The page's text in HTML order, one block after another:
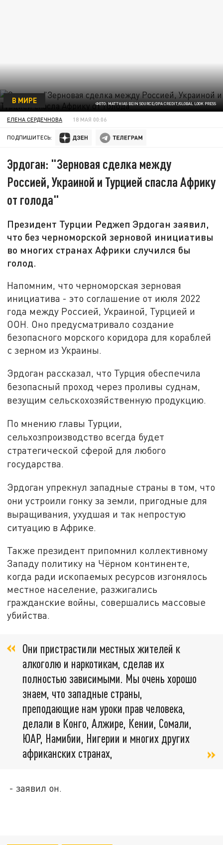
ФОТО: MATTHIAS BEIN SOURCE/DPA CREDIT/GLOBAL LOOK PRESS
В МИРЕ
ЕЛЕНА СЕРДЕЧНОВА 18 МАЯ 00:06
ПОДПИШИТЕСЬ:
Эрдоган: "Зерновая сделка между
Россией, Украиной и Турцией спасла Африку
от голода"
Президент Турции Реджеп Эрдоган заявил,
что без черноморской зерновой инициативы
во многих странах Африки случился бы
голод.
Напомним, что черноморская зерновая
инициатива - это соглашение от июля 2022
года между Россией, Украиной, Турцией и
ООН. Оно предусматривало создание
безопасного морского коридора для кораблей
с зерном из Украины.
Эрдоган рассказал, что Турция обеспечила
безопасный проход через проливы суднам,
везущим сельскохозяйственную продукцию.
По мнению главы Турции,
сельхозпроизводство всегда будет
стратегической сферой для любого
государства.
Эрдоган упрекнул западные страны в том, что
они устроили гонку за земли, пригодные для
выращивания, ухудшая и так непростую
ситуацию в Африке.
Также президент припомнил коллективному
Западу политику на Чёрном континенте,
когда ради ископаемых ресурсов изгонялось
местное население, разжигались
гражданские войны, совершались массовые
убийства.
Они пристрастили местных жителей к
алкоголю и наркотикам, сделав их
полностью зависимыми. Мы очень хорошо
знаем, что западные страны,
преподающие нам уроки прав человека,
делали в Конго, Алжире, Кении, Сомали,
ЮАР, Намибии, Нигерии и многих других
африканских странах,
- заявил он.